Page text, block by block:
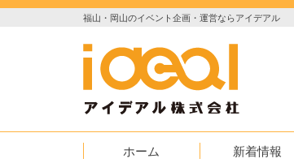
福山・岡山のイベント企画・運営ならアイデアル
ホーム 新着情報